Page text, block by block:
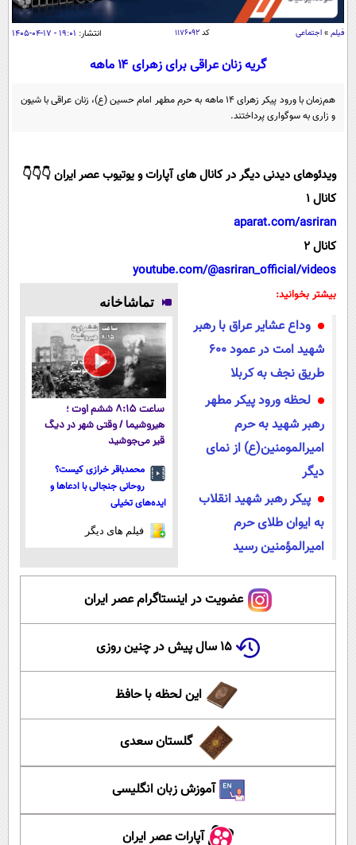
اقتصاد
اقتصادی
جامعه
یک برش دانایی
علم و دانش
باشگاه مغز
مجله تصویری سلاح
اقتصاد
ورزش
سرگرمی
محیط زیست
بین الملل
اجتماعی
حیات وحش
سیاست خارجی
عصر ایران 2
خواندنی ها و دیدنی ها
داستان کوتاه
روانشناسی
آموزش زبان
فیلم » اجتماعی کد۱۱۷۶۰۹۲ انتشار: ۱۹:۰۱ - ۱۷-۰۴-۱۴۰۵
گریه زنان عراقی برای زهرای ۱۴ ماهه
هم‌زمان با ورود پیکر زهرای ۱۴ ماهه به حرم مطهر امام حسین (ع)، زنان عراقی با شیون
و زاری به سوگواری پرداختند.
ویدئوهای دیدنی دیگر در کانال های آپارات و یوتیوب عصر ایران 👇👇👇
کانال 1
aparat.com/asriran
کانال 2
youtube.com/@asriran_official/videos
بیشتر بخوانید:
وداع عشایر عراق با رهبر
شهید امت در عمود ۶۰۰
طریق نجف به کربلا
لحظه ورود پیکر مطهر
رهبر شهید به حرم
امیرالمومنین(ع) از نمای
دیگر
پیکر رهبر شهید انقلاب
به ایوان طلای حرم
امیرالمؤمنین رسید
تماشاخانه
ساعت ۸:۱۵ ششم اوت ؛
هیروشیما / وقتی شهر در دیگ
قیر می‌جوشید
محمدباقر خرازی کیست؟
روحانی جنجالی با ادعاها و
ایده‌های تخیلی
فیلم های دیگر
عضویت در اینستاگرام عصر ایران
۱۵ سال پیش در چنین روزی
این لحظه با حافظ
گلستان سعدی
آموزش زبان انگلیسی
آپارات عصر ایران